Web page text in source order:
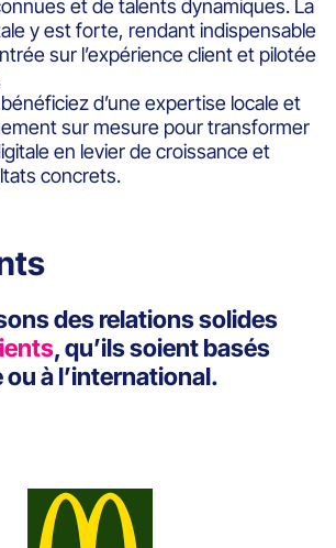
et de talents dynamiques. La
y est forte, rendant indispensable
sur l’expérience client et pilotée
d’une expertise locale et
sur mesure pour transformer
en levier de croissance et
concrets.
des relations solides
, qu’ils soient basés
ou à l’international.